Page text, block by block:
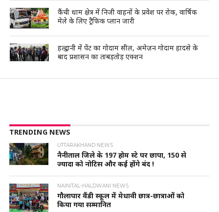
कैंची धाम क्षेत्र में निजी वाहनों के प्रवेश पर रोक, वार्षिक
मेले के लिए ट्रैफिक प्लान जारी
हल्द्वानी में पेंट का गोदाम सील, अमेज़न गोदाम हादसे के
बाद प्रशासन का ताबड़तोड़ एक्शन
TRENDING NEWS
UTTARAKHAND NEWS
नैनीताल जिले के 197 होम स्टे पर छापा, 150 से
ज्यादा को नोटिस और कई होंगे बंद !
NAINITAL-HALDWANI NEWS
गौलापार वैंडी स्कूल में मेधावी छात्र-छात्राओं को
किया गया सम्मानित